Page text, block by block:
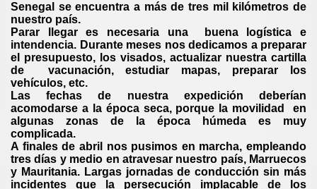
Senegal se encuentra a más de tres mil kilómetros de
nuestro país.
Parar llegar es necesaria una buena logística e
intendencia. Durante meses nos dedicamos a preparar
el presupuesto, los visados, actualizar nuestra cartilla
de vacunación, estudiar mapas, preparar los
vehículos, etc.
Las fechas de nuestra expedición deberían
acomodarse a la época seca, porque la movilidad en
algunas zonas de la época húmeda es muy
complicada.
A finales de abril nos pusimos en marcha, empleando
tres días y medio en atravesar nuestro país, Marruecos
y Mauritania. Largas jornadas de conducción sin más
incidentes que la persecución implacable de los